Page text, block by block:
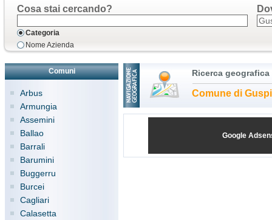
Cosa stai cercando?
Categoria
Nome Azienda
Comuni
Arbus
Armungia
Assemini
Ballao
Barrali
Barumini
Buggerru
Burcei
Cagliari
Calasetta
Ricerca
Comune di
Google